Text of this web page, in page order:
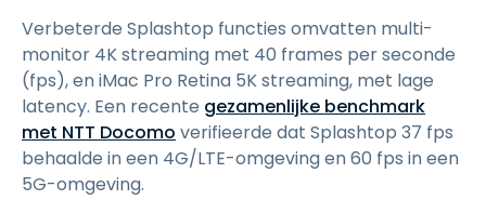
Verbeterde Splashtop functies omvatten multi-
monitor 4K streaming met 40 frames per seconde
(fps), en iMac Pro Retina 5K streaming, met lage
latency. Een recente gezamenlijke benchmark
met NTT Docomo verifieerde dat Splashtop 37 fps
behaalde in een 4G/LTE-omgeving en 60 fps in een
5G-omgeving.